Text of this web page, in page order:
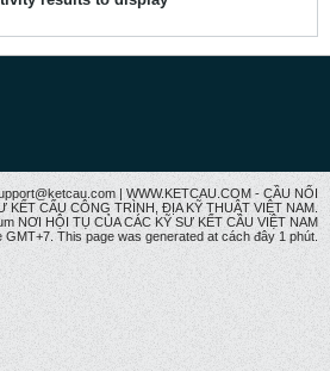
| WWW.KETCAU.COM - CẦU NỐI
KẾT CẤU CÔNG TRÌNH, ĐỊA KỸ THUẬT VIỆT NAM.
NƠI HỘI TỤ CỦA CÁC KỸ SƯ KẾT CÂU VIỆT NAM
GMT+7. This page was generated at cách đây 1 phút.